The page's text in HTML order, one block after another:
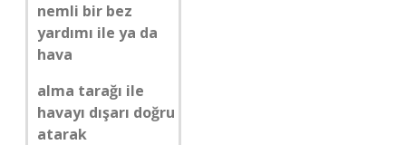
nemli bir bez
yardımı ile ya da
hava
alma tarağı ile
havayı dışarı doğru
atarak